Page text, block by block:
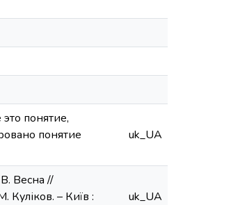
понятие,
понятие
uk_UA
Весна //
Куліков. – Київ :
uk_UA